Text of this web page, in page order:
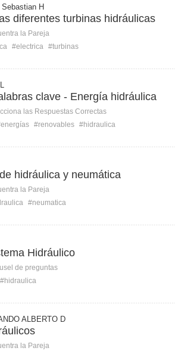
Sebastian H
diferentes turbinas hidráulicas
la Pareja
#electrica #turbinas
clave - Energía hidráulica
las Respuestas Correctas
#renovables #hidraulica
hidráulica y neumática
la Pareja
#neumatica
Hidráulico
de preguntas
#hidraulica
ALBERTO D
la Pareja